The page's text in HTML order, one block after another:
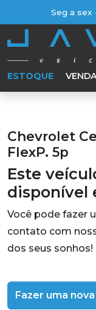
Seg a sex
ESTOQUE
Chevrolet
FlexP. 5p
Este
disponível
Você pode fazer
contato com
dos seus sonhos!
Fazer uma